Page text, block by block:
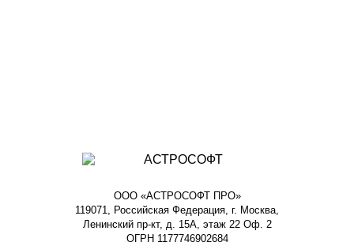
ООО «АСТРОСОФТ ПРО»
119071, Российская Федерация, г. Москва,
Ленинский пр-кт, д. 15А, этаж 22 Оф. 2
ОГРН 1177746902684